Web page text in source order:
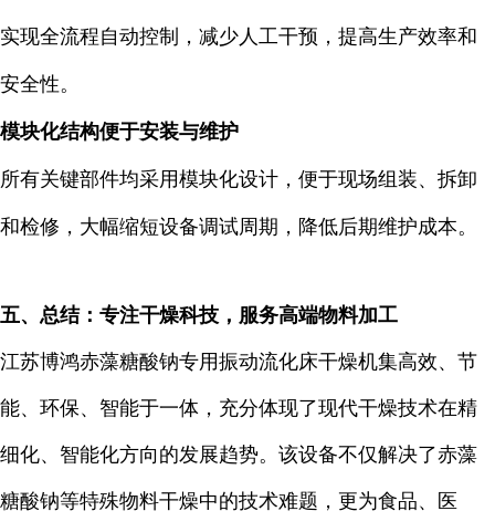
实现全流程自动控制，减少人工干预，提高生产效率和
安全性。
模块化结构便于安装与维护
所有关键部件均采用模块化设计，便于现场组装、拆卸
和检修，大幅缩短设备调试周期，降低后期维护成本。
五、总结：专注干燥科技，服务高端物料加工
江苏博鸿赤藻糖酸钠专用振动流化床干燥机集高效、节
能、环保、智能于一体，充分体现了现代干燥技术在精
细化、智能化方向的发展趋势。该设备不仅解决了赤藻
糖酸钠等特殊物料干燥中的技术难题，更为食品、医